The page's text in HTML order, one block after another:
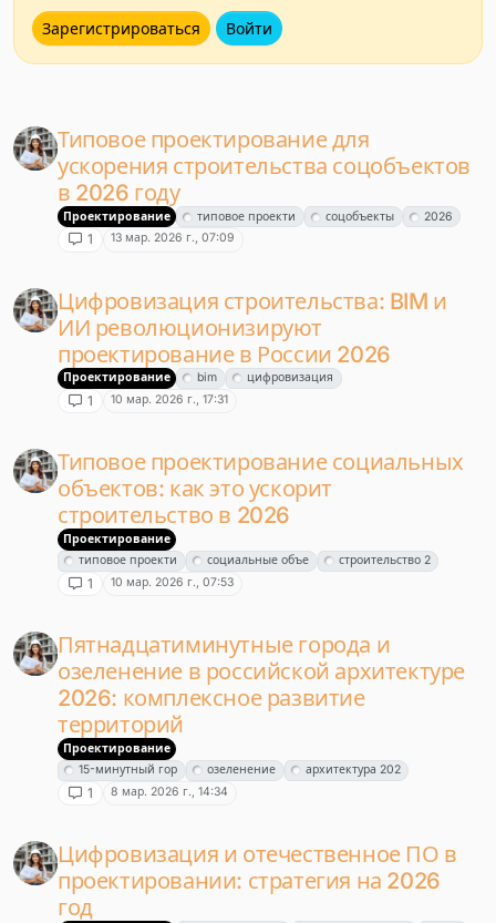
Зарегистрироваться Войти
Типовое проектирование для
ускорения строительства соцобъектов
в 2026 году
Проектирование типовое проекти соцобъекты 2026
1 13 мар. 2026 г., 07:09
Цифровизация строительства: BIM и
ИИ революционизируют
проектирование в России 2026
Проектирование bim цифровизация
1 10 мар. 2026 г., 17:31
Типовое проектирование социальных
объектов: как это ускорит
строительство в 2026
Проектирование
типовое проекти
социальные объе строительство 2
1 10 мар. 2026 г., 07:53
Пятнадцатиминутные города и
озеленение в российской архитектуре
2026: комплексное развитие
территорий
Проектирование
15-минутный гор
озеленение архитектура 202
1 8 мар. 2026 г., 14:34
Цифровизация и отечественное ПО в
проектировании: стратегия на 2026
год